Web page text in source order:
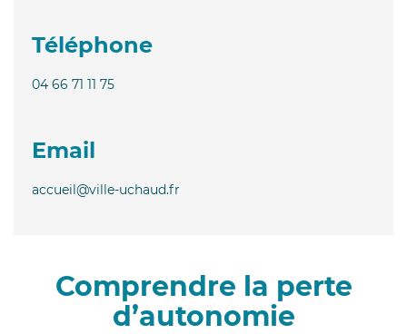
Téléphone
04 66 71 11 75
Email
accueil@ville-uchaud.fr
Comprendre la perte
d’autonomie